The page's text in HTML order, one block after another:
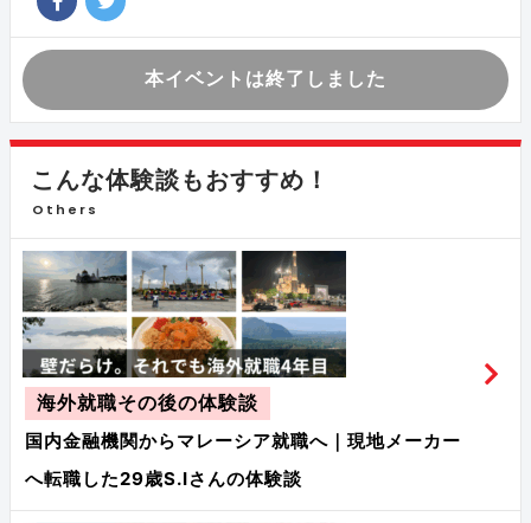
本イベントは終了しました
こんな体験談もおすすめ！
Others
海外就職その後の体験談
国内金融機関からマレーシア就職へ｜現地メーカー
へ転職した29歳S.Iさんの体験談